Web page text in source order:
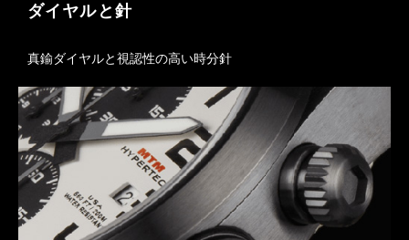
ダイヤルと針
真鍮ダイヤルと視認性の高い時分針